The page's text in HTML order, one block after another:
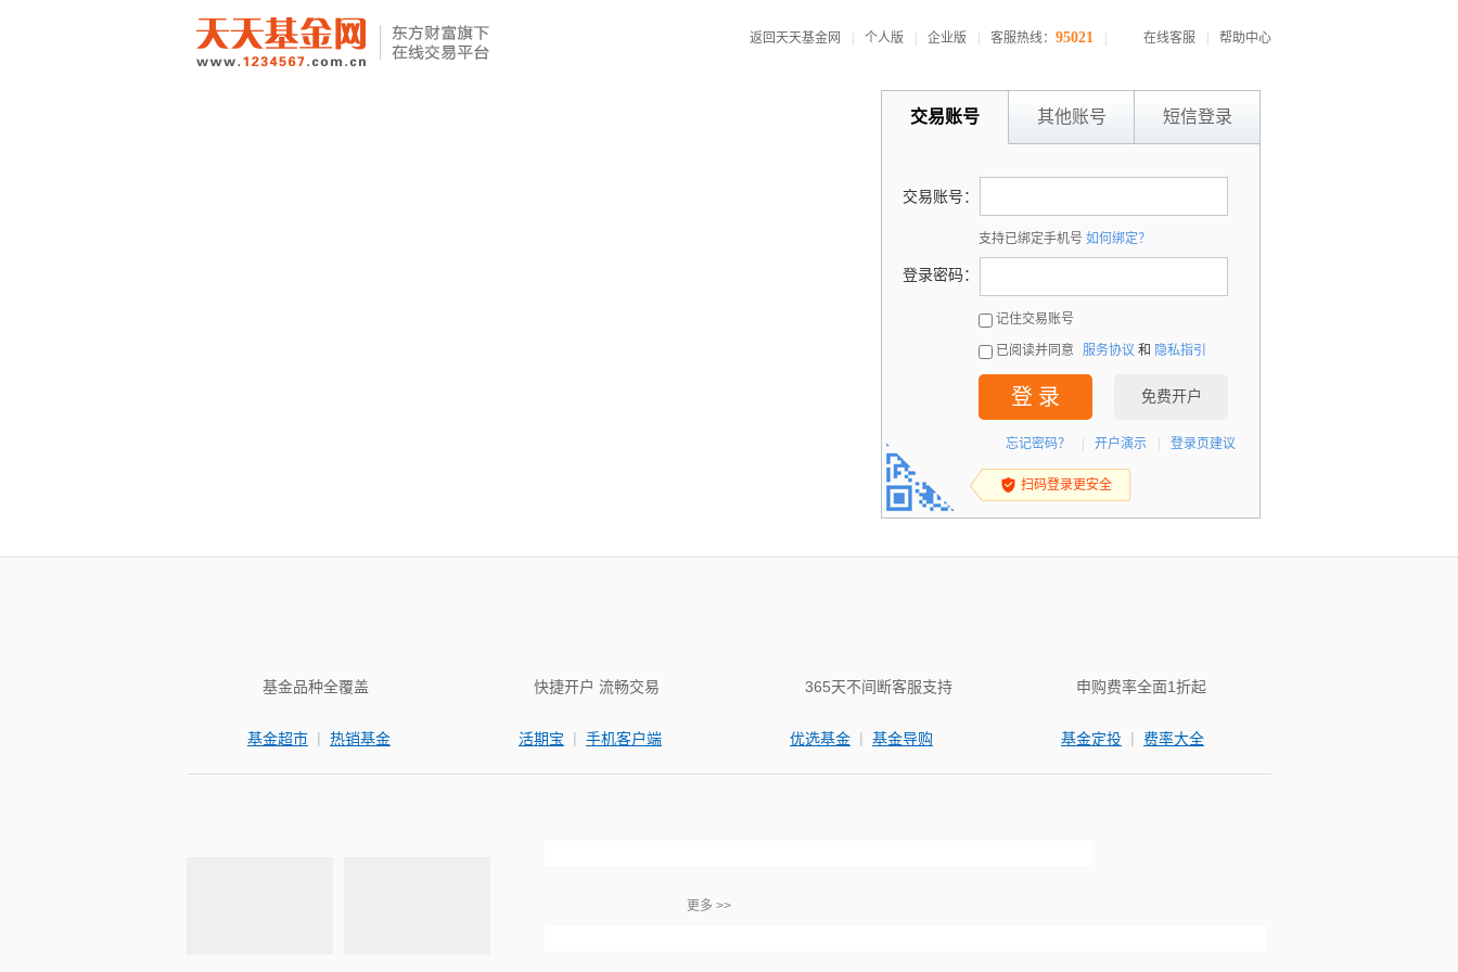
返回天天基金网 个人版 企业版 客服热线： 95021 在线客服 帮助中心
交易账号 其他账号 短信登录
交易账号：
支持已绑定手机号 如何绑定？
登录密码：
记住交易账号
已阅读并同意 服务协议 和 隐私指引
登 录 免费开户
忘记密码？ 开户演示 登录页建议
扫码登录更安全
基金品种全覆盖
基金超市 | 热销基金
快捷开户 流畅交易
活期宝 | 手机客户端
365天不间断客服支持
优选基金 | 基金导购
申购费率全面1折起
基金定投 | 费率大全
更多 >>